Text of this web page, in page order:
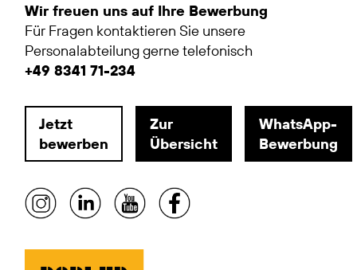
Wir freuen uns auf Ihre Bewerbung
Für Fragen kontaktieren Sie unsere
Personalabteilung gerne telefonisch
+49 8341 71-234
Jetzt
bewerben
Zur
Übersicht
WhatsApp-
Bewerbung